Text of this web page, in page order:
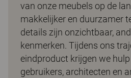
van onze meubels op de
makkelijker en duurzamer
details zijn onzichtbaar,
kenmerken. Tijdens ons
eindproduct krijgen we
gebruikers, architecten en